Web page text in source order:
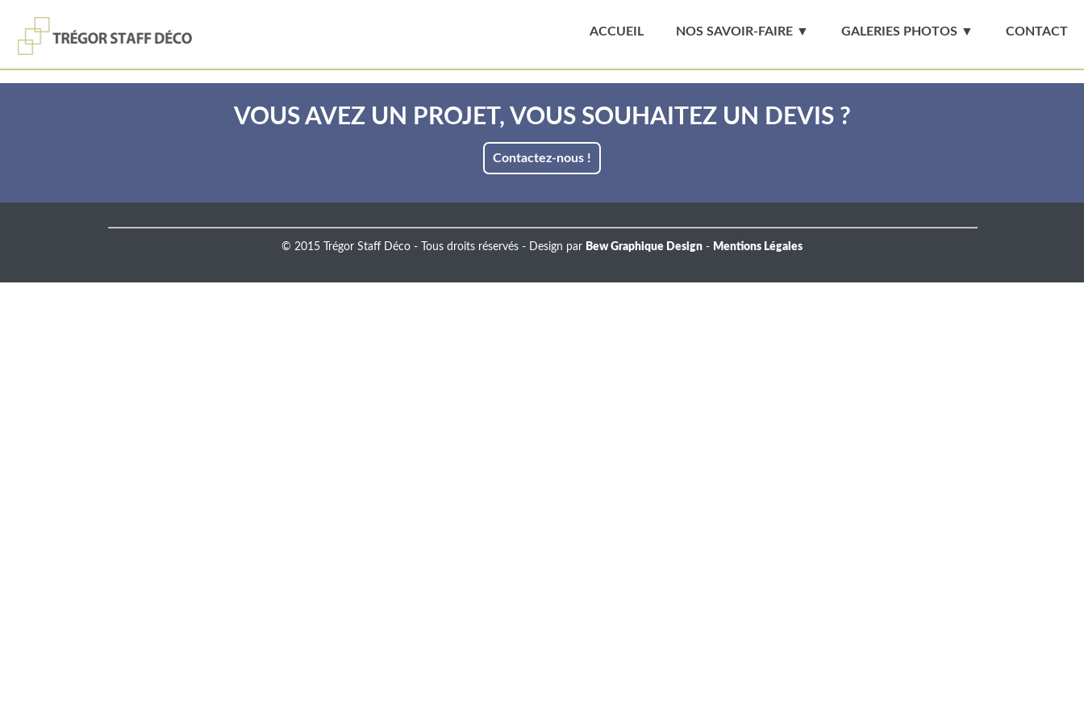
ACCUEIL NOS SAVOIR-FAIRE ▼ GALERIES PHOTOS ▼ CONTACT
VOUS AVEZ UN PROJET, VOUS SOUHAITEZ UN DEVIS ?
Contactez-nous !
© 2015 Trégor Staff Déco - Tous droits réservés - Design par Bew Graphique Design - Mentions Légales